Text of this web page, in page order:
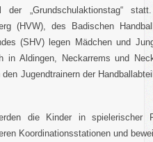
der „Grundschulaktionstag“
(HVW), des Badischen
(SHV) legen Mädchen und
in Aldingen, Neckarrems und
Jugendtrainern der
die Kinder in spielerischer
Koordinationsstationen und